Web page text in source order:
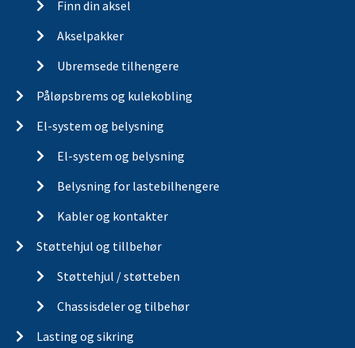
Finn din aksel
Akselpakker
Ubremsede tilhengere
Påløpsbrems og kulekobling
El-system og belysning
El-system og belysning
Belysning for lastebilhengere
Kabler og kontakter
Støttehjul og tillbehør
Støttehjul / støtteben
Chassisdeler og tilbehør
Lasting og sikring